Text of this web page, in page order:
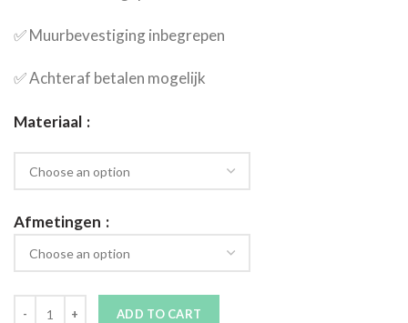
✅​ Muurbevestiging inbegrepen
✅​ Achteraf betalen mogelijk
Materiaal
Afmetingen
ADD TO CART